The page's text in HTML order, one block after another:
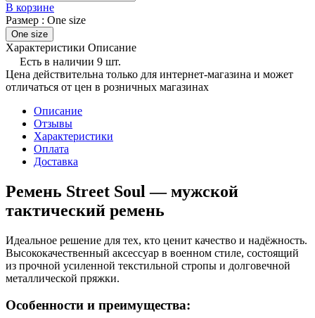
В корзине
Размер : One size
One size
Характеристики Описание
Есть в наличии 9 шт.
Цена действительна только для интернет-магазина и может
отличаться от цен в розничных магазинах
Описание
Отзывы
Характеристики
Оплата
Доставка
Ремень Street Soul — мужской
тактический ремень
Идеальное решение для тех, кто ценит качество и надёжность.
Высококачественный аксессуар в военном стиле, состоящий
из прочной усиленной текстильной стропы и долговечной
металлической пряжки.
Особенности и преимущества: